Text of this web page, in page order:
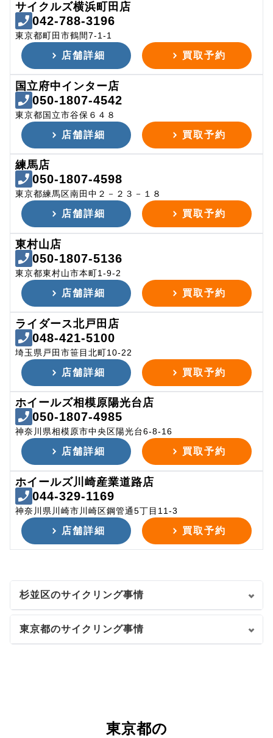
サイクルズ横浜町田店
042-788-3196
東京都町田市鶴間7-1-1
店舗詳細 買取予約
国立府中インター店
050-1807-4542
東京都国立市谷保６４８
店舗詳細 買取予約
練馬店
050-1807-4598
東京都練馬区南田中２－２３－１８
店舗詳細 買取予約
東村山店
050-1807-5136
東京都東村山市本町1-9-2
店舗詳細 買取予約
ライダース北戸田店
048-421-5100
埼玉県戸田市笹目北町10-22
店舗詳細 買取予約
ホイールズ相模原陽光台店
050-1807-4985
神奈川県相模原市中央区陽光台6-8-16
店舗詳細 買取予約
ホイールズ川崎産業道路店
044-329-1169
神奈川県川崎市川崎区鋼管通5丁目11-3
店舗詳細 買取予約
杉並区のサイクリング事情
東京都のサイクリング事情
東京都の